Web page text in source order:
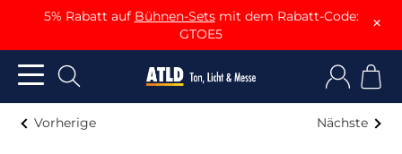
5% Rabatt auf Bühnen-Setsmit dem Rabatt-Code:
GTOE5
×
Vorherige Nächste